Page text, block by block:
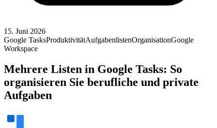
15. Juni 2026
Google TasksProduktivitätAufgabenlistenOrganisationGoogle
Workspace
Mehrere Listen in Google Tasks: So
organisieren Sie berufliche und private
Aufgaben